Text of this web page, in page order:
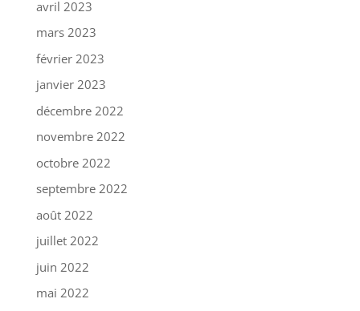
avril 2023
mars 2023
février 2023
janvier 2023
décembre 2022
novembre 2022
octobre 2022
septembre 2022
août 2022
juillet 2022
juin 2022
mai 2022